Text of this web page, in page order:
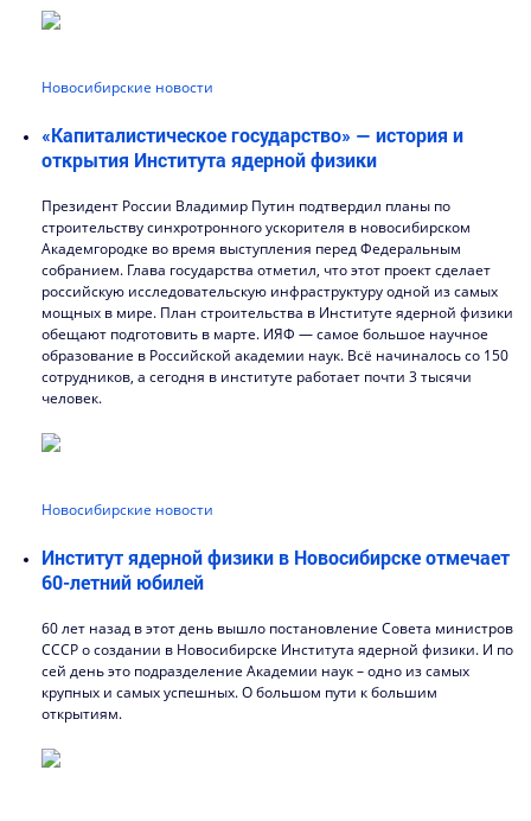
Новосибирские новости
«Капиталистическое государство» — история и
открытия Института ядерной физики
Президент России Владимир Путин подтвердил планы по
строительству синхротронного ускорителя в новосибирском
Академгородке во время выступления перед Федеральным
собранием. Глава государства отметил, что этот проект сделает
российскую исследовательскую инфраструктуру одной из самых
мощных в мире. План строительства в Институте ядерной физики
обещают подготовить в марте. ИЯФ — самое большое научное
образование в Российской академии наук. Всё начиналось со 150
сотрудников, а сегодня в институте работает почти 3 тысячи
человек.
Новосибирские новости
Институт ядерной физики в Новосибирске отмечает
60-летний юбилей
60 лет назад в этот день вышло постановление Совета министров
СССР о создании в Новосибирске Института ядерной физики. И по
сей день это подразделение Академии наук – одно из самых
крупных и самых успешных. О большом пути к большим
открытиям.